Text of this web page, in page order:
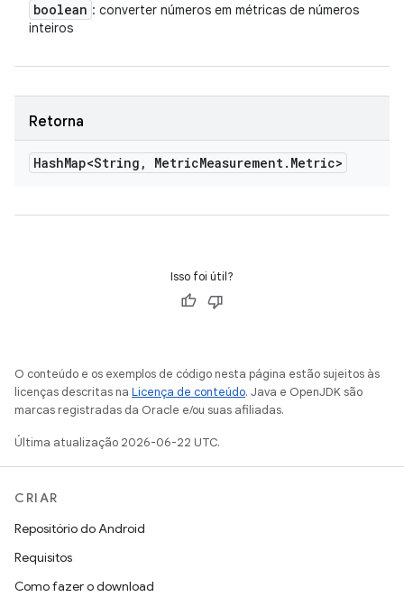
boolean : converter números em métricas de números
inteiros
Retorna
HashMap<String , MetricMeasurement. Metric>
Isso foi útil?
O conteúdo e os exemplos de código nesta página estão sujeitos às
licenças descritas na Licença de conteúdo. Java e OpenJDK são
marcas registradas da Oracle e/ou suas afiliadas.
Última atualização 2026-06-22 UTC.
CRIAR
Repositório do Android
Requisitos
Como fazer o download